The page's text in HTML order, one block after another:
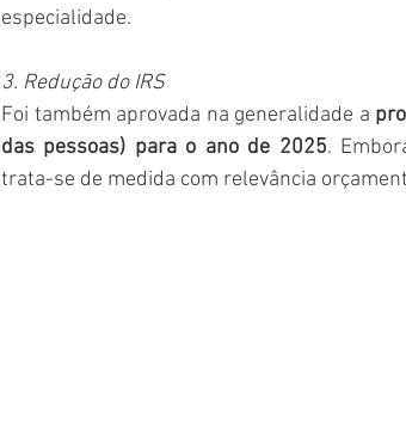
especialidade.
3. Redução do IRS
Foi também aprovada na generalidade a
das pessoas) para o ano de 2025.
trata-se de medida com relevância